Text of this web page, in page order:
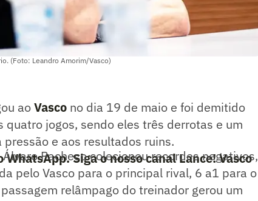
(Foto: Leandro Amorim/Vasco)
aoVasco no dia 19 de maio e foi demitido
jogos, sendo eles três derrotas e um
e aos resultados ruins.
Siga o nosso canal Lance! Vasco
Pacheco colecionou recordes negativos,
pelo Vasco para o principal rival, 6 a1 para o
relâmpago do treinador gerou um